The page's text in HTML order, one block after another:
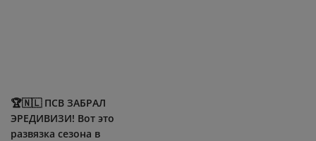
🏆🇳🇱 ПСВ ЗАБРАЛ
ЭРЕДИВИЗИ! Вот это
развязка сезона в